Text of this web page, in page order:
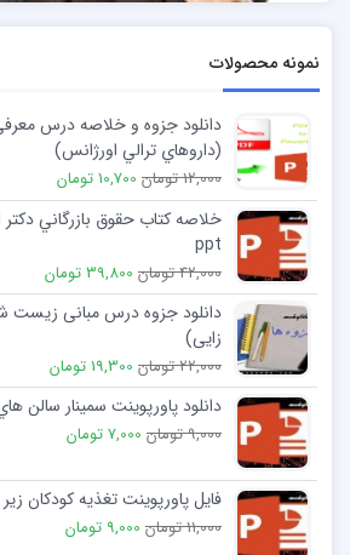
نمونه محصولات
دانلود جزوه و خلاصه درس
(داروهاي ترالي اورژانس)
12,000 تومان 10,700 تومان
خلاصه کتاب حقوق بازرگاني
ppt
42,000 تومان 39,800 تومان
دانلود جزوه درس مبانی زیست
زایی)
22,000 تومان 19,300 تومان
دانلود پاورپوینت سمینار سالن
9,000 تومان 7,000 تومان
فایل پاورپوینت تغذیه کودکان
11,000 تومان 9,000 تومان